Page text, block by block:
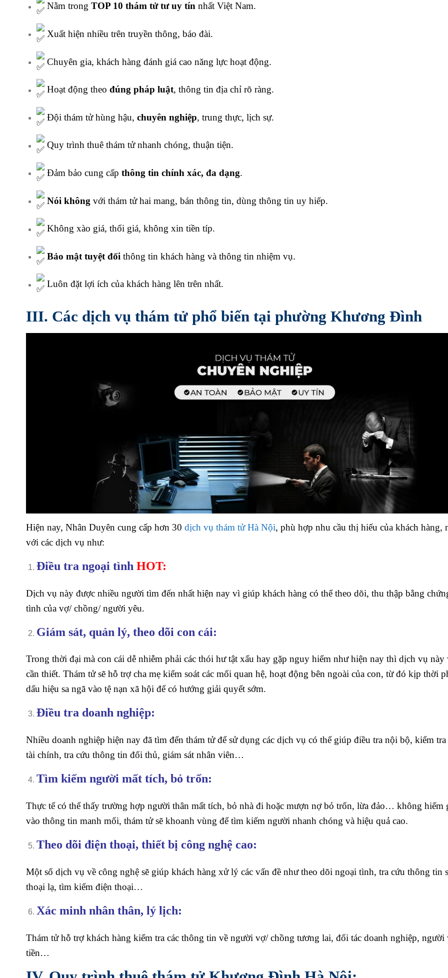
Nằm trong TOP 10 thám tử tư uy tínnhất Việt Nam.
Xuất hiện nhiều trên truyền thông, báo đài.
Chuyên gia, khách hàng đánh giá cao năng lực hoạt động.
Hoạt động theo đúng pháp luật, thông tin địa chỉ rõ ràng.
Đội thám tử hùng hậu, chuyên nghiệp, trung thực, lịch sự.
Quy trình thuê thám tử nhanh chóng, thuận tiện.
Đảm bảo cung cấp thông tin chính xác, đa dạng.
Nói không với thám tử hai mang, bán thông tin, dùng thông tin uy hiếp.
Không xào giá, thổi giá, không xin tiền típ.
Bảo mật tuyệt đối thông tin khách hàng và thông tin nhiệm vụ.
Luôn đặt lợi ích của khách hàng lên trên nhất.
III. Các dịch vụ thám tử phổ biến tại phường Khương Đình
Hiện nay, Nhân Duyên cung cấp hơn 30 dịch vụ thám tử Hà Nội, phù hợp nhu cầu thị hiếu của khách hàng,
với các dịch vụ như:
Điều tra ngoại tình HOT:
Dịch vụ này được nhiều người tìm đến nhất hiện nay vì giúp khách hàng có thể theo dõi, thu thập bằng
tình của vợ/ chồng/ người yêu.
Giám sát, quản lý, theo dõi con cái:
Trong thời đại mà con cái dễ nhiễm phải các thói hư tật xấu hay gặp nguy hiểm như hiện nay thì dịch vụ này
cần thiết. Thám tử sẽ hỗ trợ cha mẹ kiểm soát các mối quan hệ, hoạt động bên ngoài của con, từ đó kịp thời
dấu hiệu sa ngã vào tệ nạn xã hội để có hướng giải quyết sớm.
Điều tra doanh nghiệp:
Nhiều doanh nghiệp hiện nay đã tìm đến thám tử để sử dụng các dịch vụ có thể giúp điều tra nội bộ, kiểm
tài chính, tra cứu thông tin đối thủ, giám sát nhân viên…
Tìm kiếm người mất tích, bỏ trốn:
Thực tế có thể thấy trường hợp người thân mất tích, bỏ nhà đi hoặc mượn nợ bỏ trốn, lừa đảo… không hiếm
vào thông tin manh mối, thám tử sẽ khoanh vùng để tìm kiếm người nhanh chóng và hiệu quả cao.
Theo dõi điện thoại, thiết bị công nghệ cao:
Một số dịch vụ về công nghệ sẽ giúp khách hàng xử lý các vấn đề như theo dõi ngoại tình, tra cứu thông tin
thoại lạ, tìm kiếm điện thoại…
Xác minh nhân thân, lý lịch:
Thám tử hỗ trợ khách hàng kiểm tra các thông tin về người vợ/ chồng tương lai, đối tác doanh nghiệp, người
tiền…